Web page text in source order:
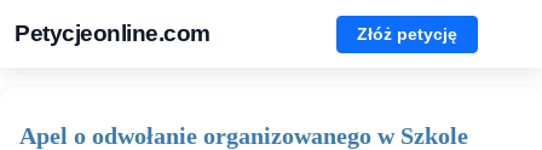
Petycjeonline.com Złóż petycję
Apel o odwołanie organizowanego w Szkole